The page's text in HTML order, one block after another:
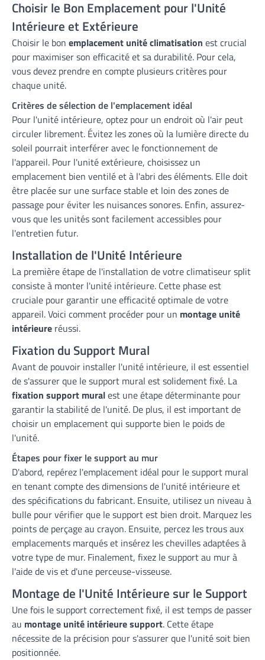
Choisir le Bon Emplacement pour l'Unité
Intérieure et Extérieure
Choisir le bon emplacement unité climatisation est crucial
pour maximiser son efficacité et sa durabilité. Pour cela,
vous devez prendre en compte plusieurs critères pour
chaque unité.
Critères de sélection de l'emplacement idéal
Pour l'unité intérieure, optez pour un endroit où l'air peut
circuler librement. Évitez les zones où la lumière directe du
soleil pourrait interférer avec le fonctionnement de
l'appareil. Pour l'unité extérieure, choisissez un
emplacement bien ventilé et à l'abri des éléments. Elle doit
être placée sur une surface stable et loin des zones de
passage pour éviter les nuisances sonores. Enfin, assurez-
vous que les unités sont facilement accessibles pour
l'entretien futur.
Installation de l'Unité Intérieure
La première étape de l'installation de votre climatiseur split
consiste à monter l'unité intérieure. Cette phase est
cruciale pour garantir une efficacité optimale de votre
appareil. Voici comment procéder pour un montage unité
intérieure réussi.
Fixation du Support Mural
Avant de pouvoir installer l'unité intérieure, il est essentiel
de s'assurer que le support mural est solidement fixé. La
fixation support muralest une étape déterminante pour
garantir la stabilité de l'unité. De plus, il est important de
choisir un emplacement qui supporte bien le poids de
l'unité.
Étapes pour fixer le support au mur
D'abord, repérez l'emplacement idéal pour le support mural
en tenant compte des dimensions de l'unité intérieure et
des spécifications du fabricant. Ensuite, utilisez un niveau à
bulle pour vérifier que le support est bien droit. Marquez les
points de perçage au crayon. Ensuite, percez les trous aux
emplacements marqués et insérez les chevilles adaptées à
votre type de mur. Finalement, fixez le support au mur à
l'aide de vis et d'une perceuse-visseuse.
Montage de l'Unité Intérieure sur le Support
Une fois le support correctement fixé, il est temps de passer
au montage unité intérieure support. Cette étape
nécessite de la précision pour s'assurer que l'unité soit bien
positionnée.